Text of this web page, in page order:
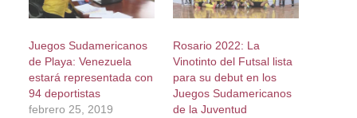
Juegos Sudamericanos
de Playa: Venezuela
estará representada con
94 deportistas
febrero 25, 2019
Rosario 2022: La
Vinotinto del Futsal lista
para su debut en los
Juegos Sudamericanos
de la Juventud